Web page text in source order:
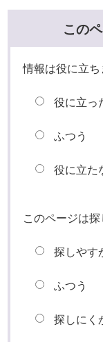
この
情報は役に立ち
役に立っ
ふつう
役に立た
このページは
探しやす
ふつう
探しにく